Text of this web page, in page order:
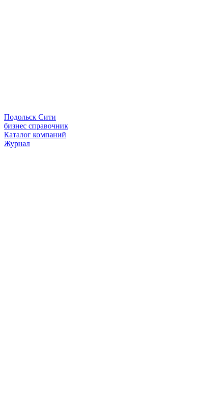
Подольск Сити
бизнес справочник
Каталог компаний
Журнал